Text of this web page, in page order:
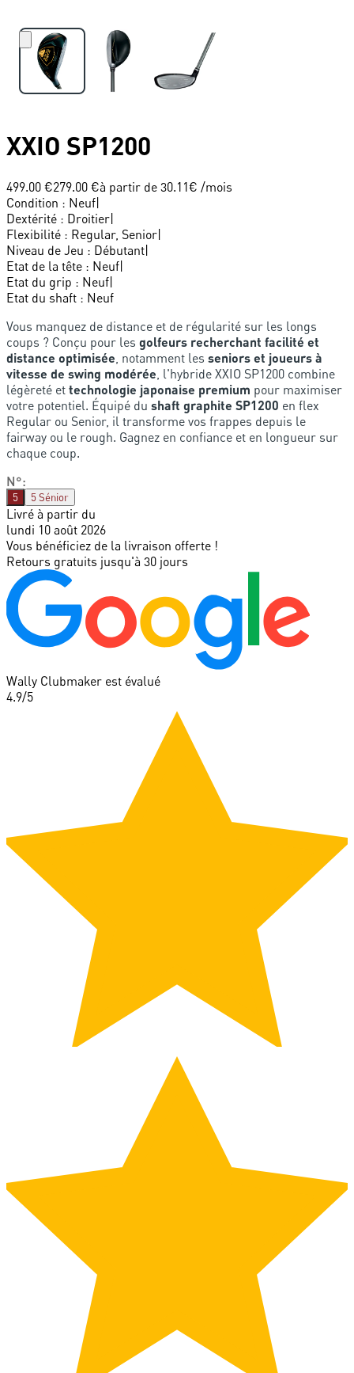
XXIO SP1200
499.00 €279.00 €à partir de 30.11€ /mois
Condition : Neuf|
Dextérité : Droitier|
Flexibilité : Regular, Senior|
Niveau de Jeu : Débutant|
Etat de la tête : Neuf|
Etat du grip : Neuf|
Etat du shaft : Neuf
Vous manquez de distance et de régularité sur les longs
coups ? Conçu pour les golfeurs recherchant facilité et
distance optimisée , notamment les seniors et joueurs à
vitesse de swing modérée , l'hybride XXIO SP1200 combine
légèreté et technologie japonaise premium pour maximiser
votre potentiel. Équipé du shaft graphite SP1200 en flex
Regular ou Senior, il transforme vos frappes depuis le
fairway ou le rough. Gagnez en confiance et en longueur sur
chaque coup.
N°:
5 5 Sénior
Livré à partir du
lundi 10 août 2026
Vous bénéficiez de la livraison offerte !
Retours gratuits jusqu'à 30 jours
Wally Clubmaker est évalué
4.9/5